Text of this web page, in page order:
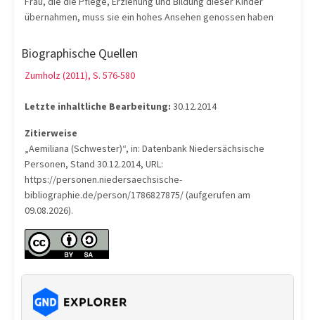
übernahmen, muss sie ein hohes Ansehen genossen haben
Biographische Quellen
Zumholz (2011), S. 576-580
Letzte inhaltliche Bearbeitung: 30.12.2014
Zitierweise
„Aemiliana (Schwester)“, in: Datenbank Niedersächsische
Personen, Stand 30.12.2014, URL:
https://personen.niedersaechsische-
bibliographie.de/person/1786827875/ (aufgerufen am
09.08.2026).